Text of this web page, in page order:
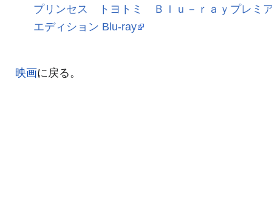
プリンセス トヨトミ Ｂｌｕ－ｒａｙプレミ
エディション Blu-ray
映画に戻る。